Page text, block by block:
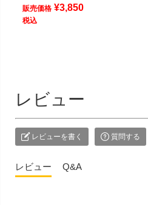
販売価格 ¥3,850
税込
レビュー
レビューを書く 質問する
レビュー Q&A